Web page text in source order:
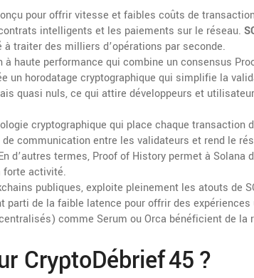
pour offrir vitesse et faibles coûts de
intelligents et les paiements sur le réseau.
traiter des milliers d’opérations par seconde.
haute performance qui combine un consensus
un horodatage cryptographique qui simplifie la
quasi nuls, ce qui attire développeurs et
cryptographique qui place chaque transaction
communication entre les validateurs et rend le
d’autres termes, Proof of History permet à Solana
forte activité.
publiques, exploite pleinement les atouts de
parti de la faible latence pour offrir des
comme Serum ou Orca bénéficient de la
CryptoDébrief 45 ?